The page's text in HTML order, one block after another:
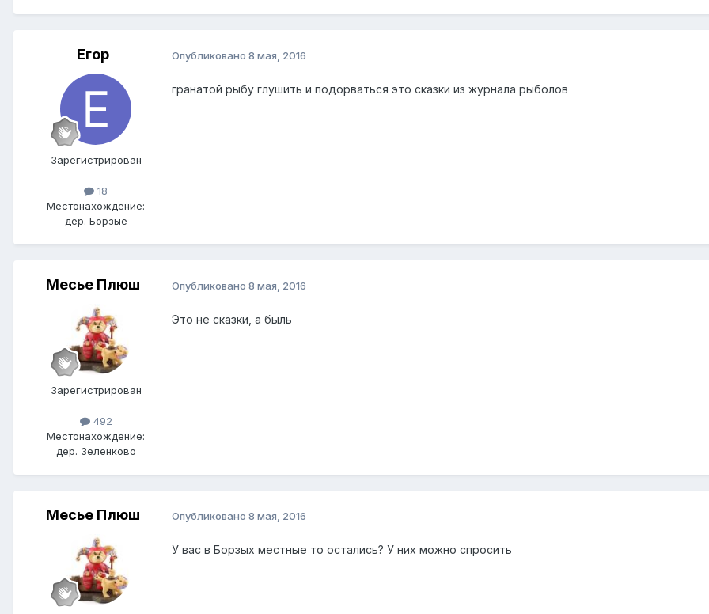
Егор
Зарегистрирован
18
Местонахождение:
дер. Борзые
Опубликовано 8 мая, 2016
гранатой рыбу глушить и подорваться это сказки из журнала рыболов
Месье Плюш
Зарегистрирован
492
Местонахождение:
дер. Зеленково
Опубликовано 8 мая, 2016
Это не сказки, а быль
Месье Плюш Опубликовано 8 мая, 2016
У вас в Борзых местные то остались? У них можно спросить